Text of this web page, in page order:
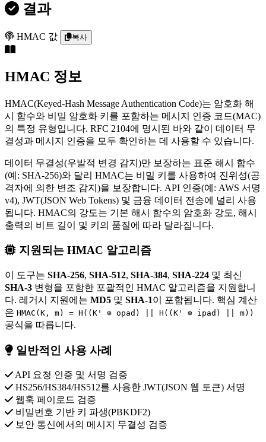
결과
HMAC 값 복사
HMAC 정보
HMAC(Keyed-Hash Message Authentication Code)는 암호화 해
시 함수와 비밀 암호화 키를 포함하는 메시지 인증 코드(MAC)
의 특정 유형입니다. RFC 2104에 명시된 바와 같이 데이터 무
결성과 메시지 인증을 모두 확인하는 데 사용할 수 있습니다.
데이터 무결성(우발적 변경 감지)만 보장하는 표준 해시 함수
(예: SHA-256)와 달리 HMAC는 비밀 키를 사용하여 진위성(공
격자에 의한 변조 감지)을 보장합니다. API 인증(예: AWS 서명
v4), JWT(JSON Web Tokens) 및 금융 데이터 전송에 널리 사용
됩니다. HMAC의 강도는 기본 해시 함수의 암호화 강도, 해시
출력의 비트 길이 및 키의 품질에 따라 달라집니다.
지원되는 HMAC 알고리즘
이 도구는 SHA-256, SHA-512, SHA-384, SHA-224 및 최신
SHA-3 변형을 포함한 포괄적인 HMAC 알고리즘을 지원합니
다. 레거시 지원에는 MD5 및 SHA-1이 포함됩니다. 핵심 계산
은 HMAC(K, m) = H((K' ⊕ opad) || H((K' ⊕ ipad) || m))
공식을 따릅니다.
일반적인 사용 사례
API 요청 인증 및 서명 검증
HS256/HS384/HS512를 사용한 JWT(JSON 웹 토큰) 서명
웹훅 페이로드 검증
비밀번호 기반 키 파생(PBKDF2)
보안 통신에서의 메시지 무결성 검증